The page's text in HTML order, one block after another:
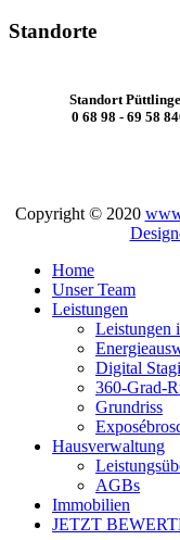
Standorte
Standort
0 68 98 - 69 58
Copyright © 2020
Home
Unser Team
Leistungen
Leistungen
Digital
360-Grad-
Grundriss
Hausverwaltung
AGBs
Immobilien
JETZT